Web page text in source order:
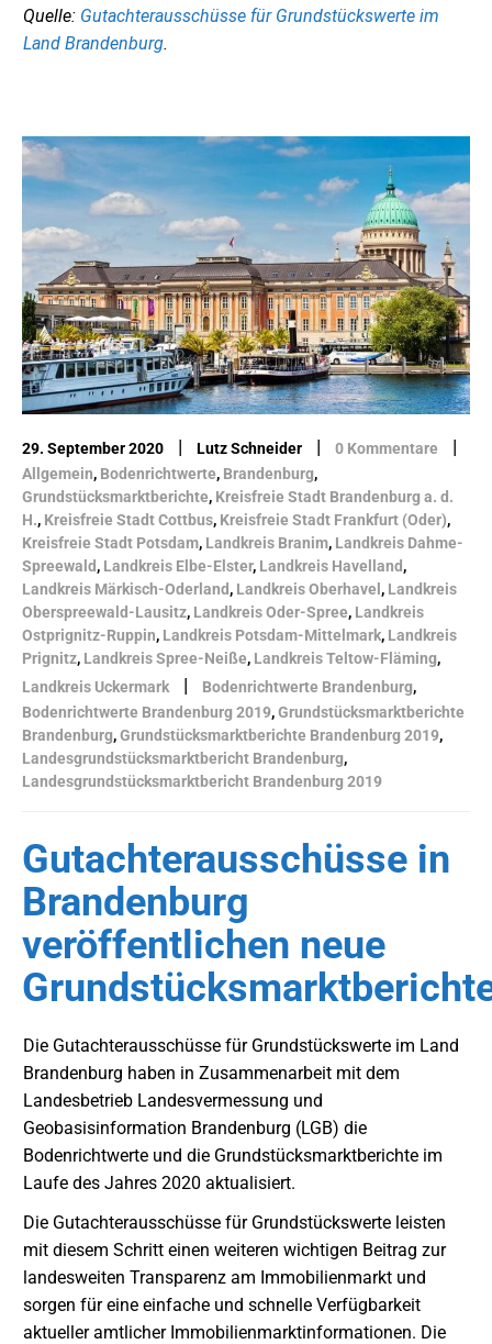
Quelle: Gutachterausschüsse für Grundstückswerte im
Land Brandenburg.
29. September 2020 | Lutz Schneider | 0 Kommentare |
Allgemein, Bodenrichtwerte, Brandenburg,
Grundstücksmarktberichte, Kreisfreie Stadt Brandenburg a. d.
H., Kreisfreie Stadt Cottbus, Kreisfreie Stadt Frankfurt (Oder),
Kreisfreie Stadt Potsdam, Landkreis Branim, Landkreis Dahme-
Spreewald , Landkreis Elbe-Elster, Landkreis Havelland ,
Landkreis Märkisch-Oderland , Landkreis Oberhavel , Landkreis
Oberspreewald-Lausitz, Landkreis Oder-Spree, Landkreis
Ostprignitz-Ruppin, Landkreis Potsdam-Mittelmark, Landkreis
Prignitz, Landkreis Spree-Neiße, Landkreis Teltow-Fläming,
Landkreis Uckermark
| Bodenrichtwerte Brandenburg,
Bodenrichtwerte Brandenburg 2019,Grundstücksmarktberichte
Brandenburg,Grundstücksmarktberichte Brandenburg 2019,
Landesgrundstücksmarktbericht Brandenburg,
Landesgrundstücksmarktbericht Brandenburg 2019
Gutachterausschüsse in
Brandenburg
veröffentlichen neue
Die Gutachterausschüsse für Grundstückswerte im Land
Brandenburg haben in Zusammenarbeit mit dem
Landesbetrieb Landesvermessung und
Geobasisinformation Brandenburg (LGB) die
Bodenrichtwerte und die Grundstücksmarktberichte im
Laufe des Jahres 2020 aktualisiert.
Die Gutachterausschüsse für Grundstückswerte leisten
mit diesem Schritt einen weiteren wichtigen Beitrag zur
landesweiten Transparenz am Immobilienmarkt und
sorgen für eine einfache und schnelle Verfügbarkeit
aktueller amtlicher Immobilienmarktinformationen. Die